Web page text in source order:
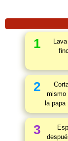
1
2
mismo
la
3